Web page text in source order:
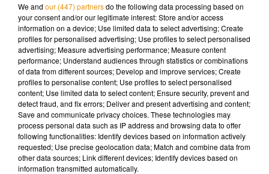
Cet élément est masqué compte-tenu du refus du
dépôt de cookies que vous avez exprimé. Si vous
souhaitez l'afficher, merci de nous donner votre accord
en cliquant sur le bouton ci-dessous.
Afficher l'élément
We and our (447) partnersdo the following data processing based on
your consent and/or our legitimate interest: Store and/or access
information on a device; Use limited data to select advertising; Create
profiles for personalised advertising; Use profiles to select personalised
advertising; Measure advertising performance; Measure content
performance; Understand audiences through statistics or combinations
of data from different sources; Develop and improve services; Create
profiles to personalise content; Use profiles to select personalised
content; Use limited data to select content; Ensure security, prevent and
detect fraud, and fix errors; Deliver and present advertising and content;
Save and communicate privacy choices. These technologies may
process personal data such as IP address and browsing data to offer
following functionalities: Identify devices based on information actively
requested; Use precise geolocation data; Match and combine data from
other data sources; Link different devices; Identify devices based on
information transmitted automatically.